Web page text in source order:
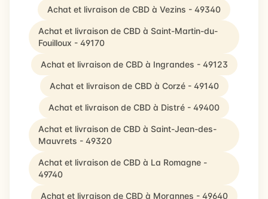
Achat et livraison de CBD à Vezins - 49340
Achat et livraison de CBD à Saint-Martin-du-
Fouilloux - 49170
Achat et livraison de CBD à Ingrandes - 49123
Achat et livraison de CBD à Corzé - 49140
Achat et livraison de CBD à Distré - 49400
Achat et livraison de CBD à Saint-Jean-des-
Mauvrets - 49320
Achat et livraison de CBD à La Romagne -
49740
Achat et livraison de CBD à Morannes - 49640